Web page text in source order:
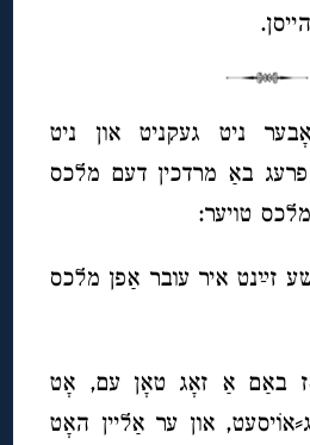
ניט געקניט און ניט
באַ מרדכין דעם מלכס
טויער:
זײַנט איר עובר אַפן מלכס
אַז באַם אַ זאָג טאָן עם, אָט
און ער אַליין האָט